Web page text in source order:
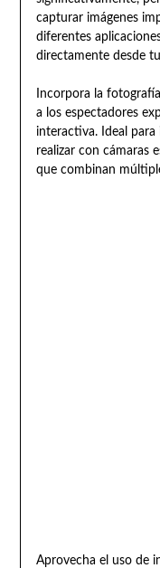
capturar imágenes
diferentes
directamente desde
Incorpora la
a los espectadores
interactiva. Ideal
realizar con cámaras
que combinan
Aprovecha el uso de